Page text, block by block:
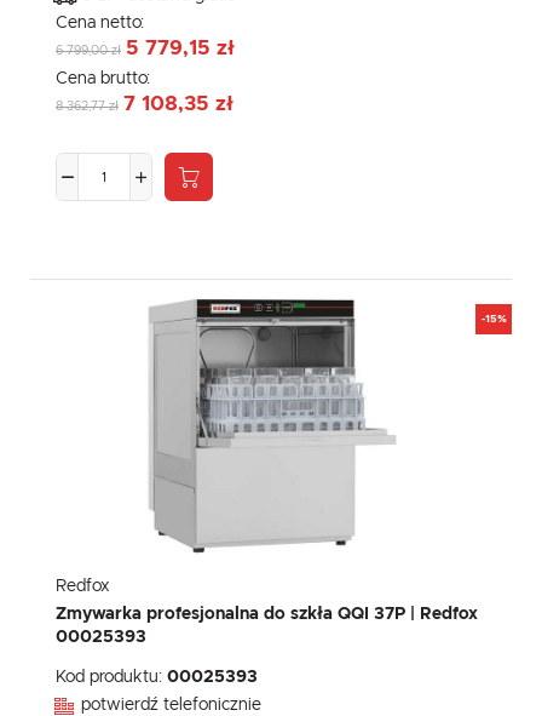
Cena netto:
6 799,00 zł 5 779,15 zł
Cena brutto:
8 362,77 zł 7 108,35 zł
-15%
Redfox
Zmywarka profesjonalna do szkła QQI 37P | Redfox
00025393
Kod produktu: 00025393
potwierdź telefonicznie